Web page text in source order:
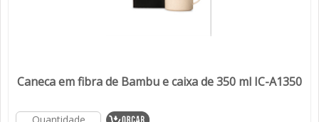
Caneca em fibra de Bambu e caixa de 350 ml IC-A1350